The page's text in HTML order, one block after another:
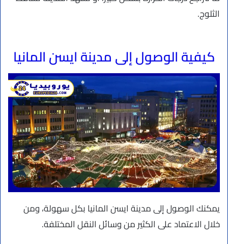
الثلوج.
كيفية الوصول إلى مدينة ايسن المانيا
يمكنك الوصول إلى مدينة ايسن المانيا بكل سهولة، ومن
خلال الاعتماد على الكثير من وسائل النقل المختلفة.